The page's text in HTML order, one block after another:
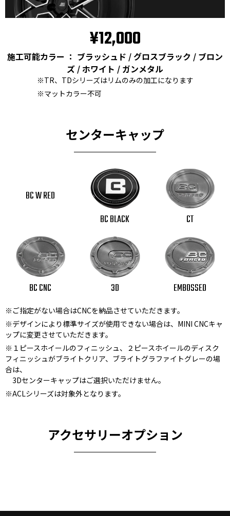
¥12,000
施工可能カラー ： ブラッシュド / グロスブラック / ブロン
ズ / ホワイト / ガンメタル
※TR、TDシリーズはリムのみの加工になります
※マットカラー不可
センターキャップ
BC W RED
BC BLACK
CT
BC CNC 3D EMBOSSED
※ご指定がない場合はCNCを納品させていただきます。
※デザインにより標準サイズが使用できない場合は、MINI CNCキャ
ップに変更させていただきます。
※１ピースホイールのフィニッシュ、２ピースホイールのディスク
フィニッシュがブライトクリア、ブライトグラファイトグレーの場
合は、
3Dセンターキャップはご選択いただけません。
※ACLシリーズは対象外となります。
アクセサリーオプション